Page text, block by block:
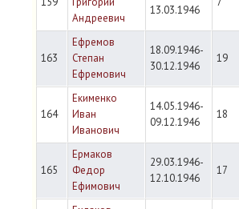
Андреевич
13.03.1946
163
Ефремов
Степан
Ефремович
18.09.1946-
30.12.1946
19
164
Екименко
Иван
Иванович
14.05.1946-
09.12.1946
18
165
Ермаков
Федор
Ефимович
29.03.1946-
12.10.1946
17